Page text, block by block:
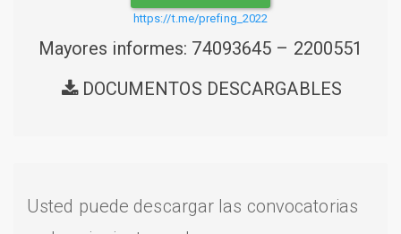
https://t.me/prefing_2022
Mayores informes: 74093645 – 2200551
DOCUMENTOS DESCARGABLES
Usted puede descargar las convocatorias